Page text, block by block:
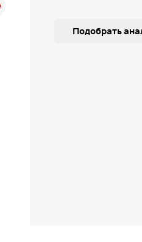
Подобрать